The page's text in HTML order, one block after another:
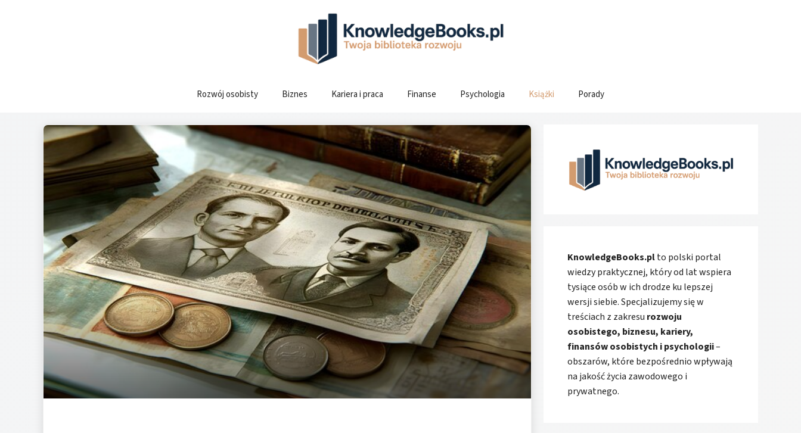
Rozwój osobisty Biznes Kariera i praca Finanse Psychologia Książki Porady
KnowledgeBooks.plto polski portal
wiedzy praktycznej, który od lat wspiera
tysiące osób w ich drodze ku lepszej
wersji siebie. Specjalizujemy się w
treściach z zakresu rozwoju
osobistego, biznesu, kariery,
finansów osobistych i psychologii–
obszarów, które bezpośrednio wpływają
na jakość życia zawodowego i
prywatnego.